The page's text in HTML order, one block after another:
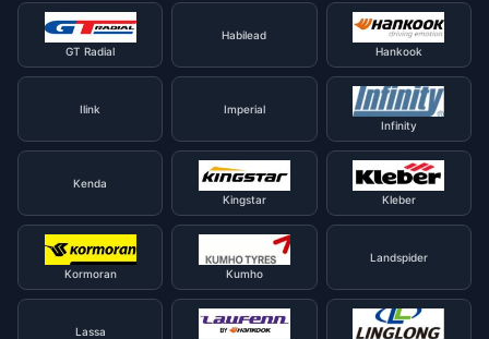
GT Radial
Habilead
Hankook
Ilink
Imperial
Infinity
Kenda
Kingstar
Kleber
Kormoran Kumho
Landspider
Lassa